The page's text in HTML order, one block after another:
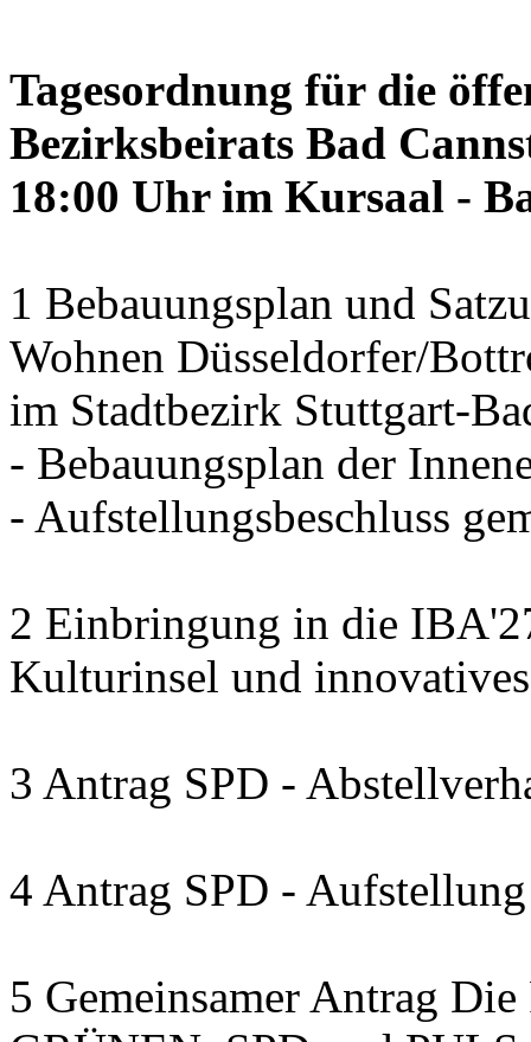
Tagesordnung für die
Bezirksbeirats Bad
18:00 Uhr im Kursaal -
1 Bebauungsplan und
Wohnen Düsseldorfer/
im Stadtbezirk Stuttgart-
- Bebauungsplan der
- Aufstellungsbeschluss
2 Einbringung in die
Kulturinsel und
3 Antrag SPD -
4 Antrag SPD -
5 Gemeinsamer Antrag